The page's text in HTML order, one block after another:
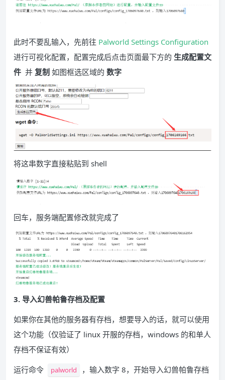
此时不要乱输入，先前往 Palworld Settings Configuration
进行可视化配置，配置完成后点击页面最下方的 生成配置文
件 并 复制 如图框选区域的 数字
将这串数字直接粘贴到 shell
回车，服务端配置修改就完成了
3. 导入幻兽帕鲁存档及配置
如果你在其他的服务器有存档，想要导入的话，就可以使用
这个功能（仅验证了 linux 开服的存档，windows 的和单人
存档不保证有效）
运行命令
palworld
，输入数字 8，开始导入幻兽帕鲁存档